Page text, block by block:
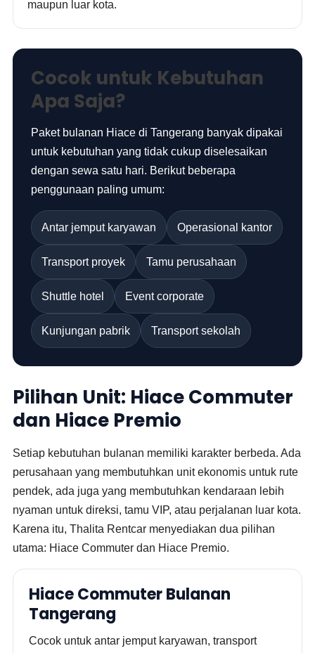
maupun luar kota.
Cocok untuk Kebutuhan
Apa Saja?
Paket bulanan Hiace di Tangerang banyak dipakai
untuk kebutuhan yang tidak cukup diselesaikan
dengan sewa satu hari. Berikut beberapa
penggunaan paling umum:
Antar jemput karyawan Operasional kantor
Transport proyek Tamu perusahaan
Shuttle hotel Event corporate
Kunjungan pabrik Transport sekolah
Pilihan Unit: Hiace Commuter
dan Hiace Premio
Setiap kebutuhan bulanan memiliki karakter berbeda. Ada
perusahaan yang membutuhkan unit ekonomis untuk rute
pendek, ada juga yang membutuhkan kendaraan lebih
nyaman untuk direksi, tamu VIP, atau perjalanan luar kota.
Karena itu, Thalita Rentcar menyediakan dua pilihan
utama: Hiace Commuter dan Hiace Premio.
Hiace Commuter Bulanan
Tangerang
Cocok untuk antar jemput karyawan, transport